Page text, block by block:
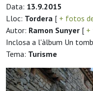
Data: 13.9.2015
Lloc: Tordera [ + fotos
Autor: Ramon Sunyer [ +
Inclosa a l'àlbum Un
Tema: Turisme